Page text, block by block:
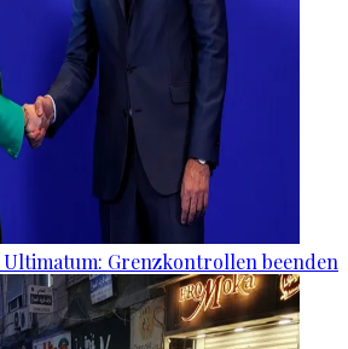
Grenzkontrollen beenden